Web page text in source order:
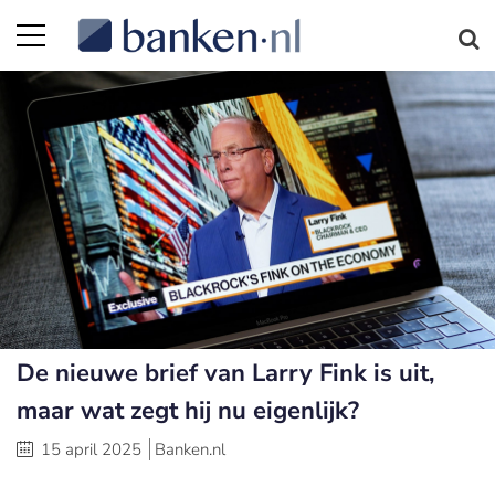
De nieuwe brief van Larry Fink is uit,
maar wat zegt hij nu eigenlijk?
15 april 2025 Banken.nl